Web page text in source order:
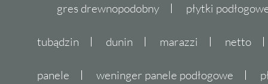
gres drewnopodobny płytki
tubądzin dunin marazzi netto
panele weninger panele podłogowe